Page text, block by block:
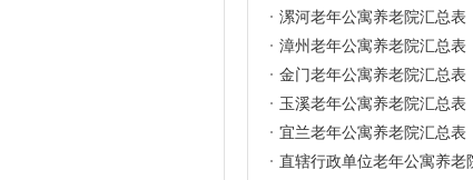
漯河老年公寓养老院汇总表
漳州老年公寓养老院汇总表
金门老年公寓养老院汇总表
玉溪老年公寓养老院汇总表
宜兰老年公寓养老院汇总表
直辖行政单位老年公寓养老